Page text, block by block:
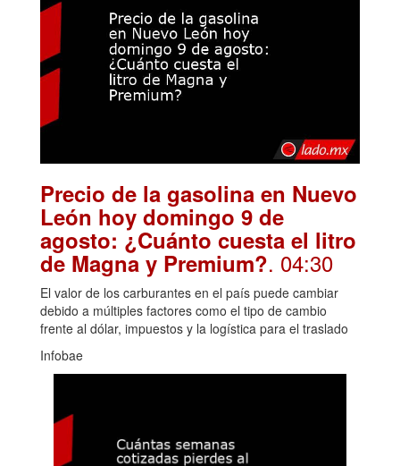
Precio de la gasolina en Nuevo
León hoy domingo 9 de
agosto: ¿Cuánto cuesta el litro
de Magna y Premium?. 04:30
El valor de los carburantes en el país puede cambiar
debido a múltiples factores como el tipo de cambio
frente al dólar, impuestos y la logística para el traslado
Infobae